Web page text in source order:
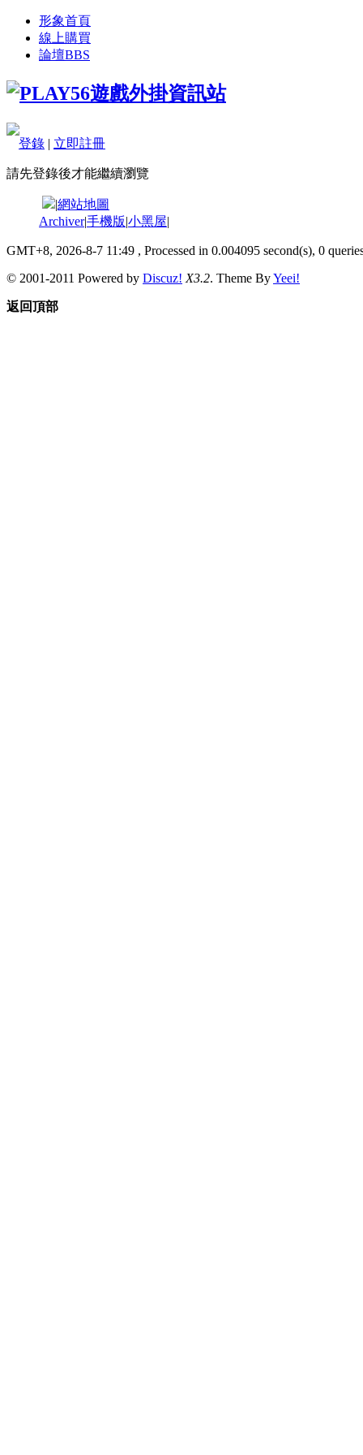
形象首頁
線上購買
論壇BBS
登錄 | 立即註冊
請先登錄後才能繼續瀏覽
|網站地圖
Archiver|手機版|小黑屋|
GMT+8, 2026-8-7 11:49 , Processed in 0.004095 second(s), 0
© 2001-2011 Powered by Discuz! X3.2. Theme ByYeei!
返回頂部